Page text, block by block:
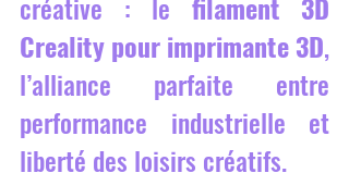
Creality pour imprimante 3D,
l’alliance parfaite entre
performance industrielle et
liberté des loisirs créatifs.